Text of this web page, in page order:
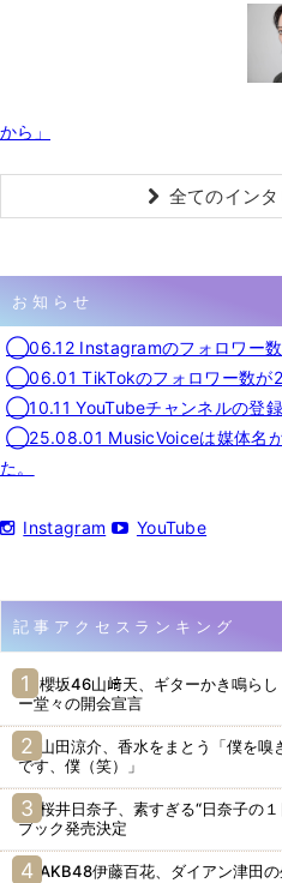
から」
全てのイン
お知らせ
◯06.12 Instagramのフォロワー数
◯06.01 TikTokのフォロワー数が2
◯10.11 YouTubeチャンネルの登録
◯25.08.01 MusicVoiceは媒体名
た。
Instagram YouTube
記事アクセスランキング
櫻坂46山﨑天、ギターかき鳴ら
ー堂々の開会宣言
山田涼介、香水をまとう「僕を嗅
です、僕（笑）」
桜井日奈子、素すぎる“日奈子の
ブック発売決定
AKB48伊藤百花、ダイアン津田の